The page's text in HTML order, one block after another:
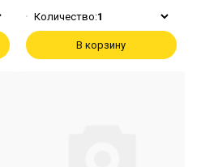
Количество:1
В корзину